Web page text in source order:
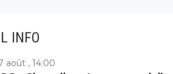
INFO
août , 14:00